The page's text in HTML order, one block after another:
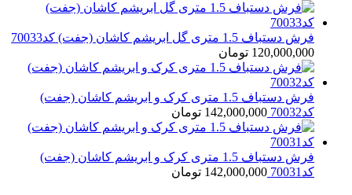
فرش دستباف 1.5 متری گل ابریشم کاشان (جفت) کد70033
120,000,000 تومان
فرش دستباف 1.5 متری کرک و ابریشم کاشان (جفت)
کد70032
142,000,000 تومان
فرش دستباف 1.5 متری کرک و ابریشم کاشان (جفت)
کد70031
142,000,000 تومان